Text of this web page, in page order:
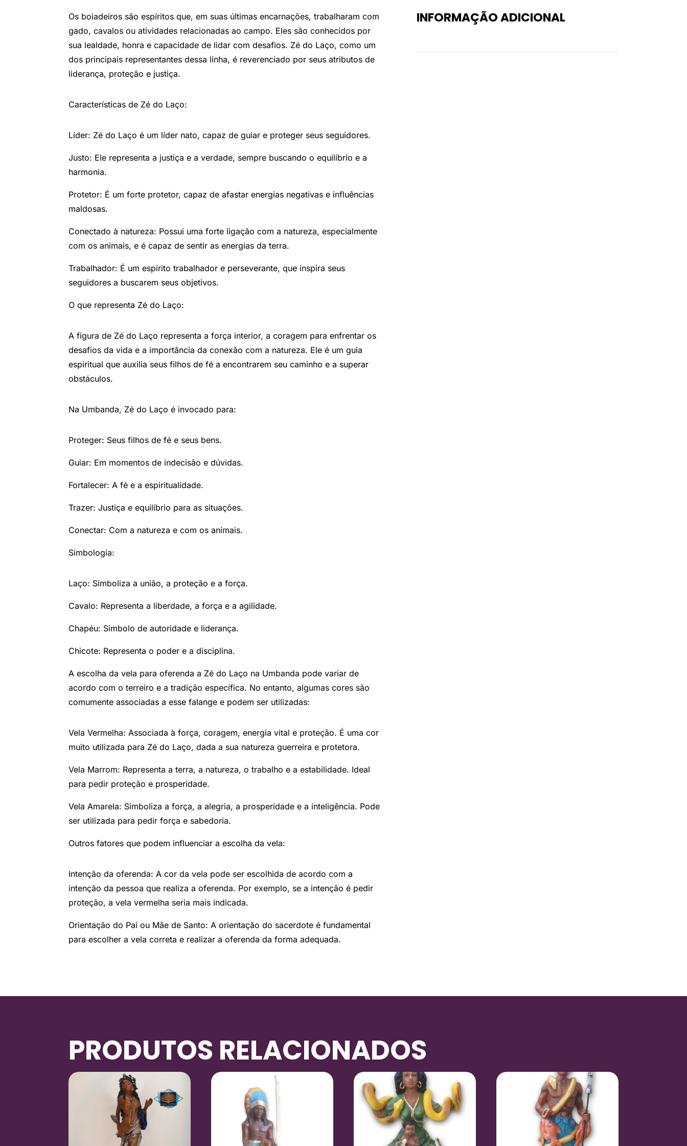
Os boiadeiros são espíritos que, em suas últimas encarnações, trabalharam com
gado, cavalos ou atividades relacionadas ao campo. Eles são conhecidos por
sua lealdade, honra e capacidade de lidar com desafios. Zé do Laço, como um
dos principais representantes dessa linha, é reverenciado por seus atributos de
liderança, proteção e justiça.
Características de Zé do Laço:
Líder: Zé do Laço é um líder nato, capaz de guiar e proteger seus seguidores.
Justo: Ele representa a justiça e a verdade, sempre buscando o equilíbrio e a
harmonia.
Protetor: É um forte protetor, capaz de afastar energias negativas e influências
maldosas.
Conectado à natureza: Possui uma forte ligação com a natureza, especialmente
com os animais, e é capaz de sentir as energias da terra.
Trabalhador: É um espírito trabalhador e perseverante, que inspira seus
seguidores a buscarem seus objetivos.
O que representa Zé do Laço:
A figura de Zé do Laço representa a força interior, a coragem para enfrentar os
desafios da vida e a importância da conexão com a natureza. Ele é um guia
espiritual que auxilia seus filhos de fé a encontrarem seu caminho e a superar
obstáculos.
Na Umbanda, Zé do Laço é invocado para:
Proteger: Seus filhos de fé e seus bens.
Guiar: Em momentos de indecisão e dúvidas.
Fortalecer: A fé e a espiritualidade.
Trazer: Justiça e equilíbrio para as situações.
Conectar: Com a natureza e com os animais.
Simbologia:
Laço: Simboliza a união, a proteção e a força.
Cavalo: Representa a liberdade, a força e a agilidade.
Chapéu: Símbolo de autoridade e liderança.
Chicote: Representa o poder e a disciplina.
A escolha da vela para oferenda a Zé do Laço na Umbanda pode variar de
acordo com o terreiro e a tradição específica. No entanto, algumas cores são
comumente associadas a esse falange e podem ser utilizadas:
Vela Vermelha: Associada à força, coragem, energia vital e proteção. É uma cor
muito utilizada para Zé do Laço, dada a sua natureza guerreira e protetora.
Vela Marrom: Representa a terra, a natureza, o trabalho e a estabilidade. Ideal
para pedir proteção e prosperidade.
Vela Amarela: Simboliza a força, a alegria, a prosperidade e a inteligência. Pode
ser utilizada para pedir força e sabedoria.
Outros fatores que podem influenciar a escolha da vela:
Intenção da oferenda: A cor da vela pode ser escolhida de acordo com a
intenção da pessoa que realiza a oferenda. Por exemplo, se a intenção é pedir
proteção, a vela vermelha seria mais indicada.
Orientação do Pai ou Mãe de Santo: A orientação do sacerdote é fundamental
para escolher a vela correta e realizar a oferenda da forma adequada.
INFORMAÇÃO ADICIONAL
PRODUTOS RELACIONADOS